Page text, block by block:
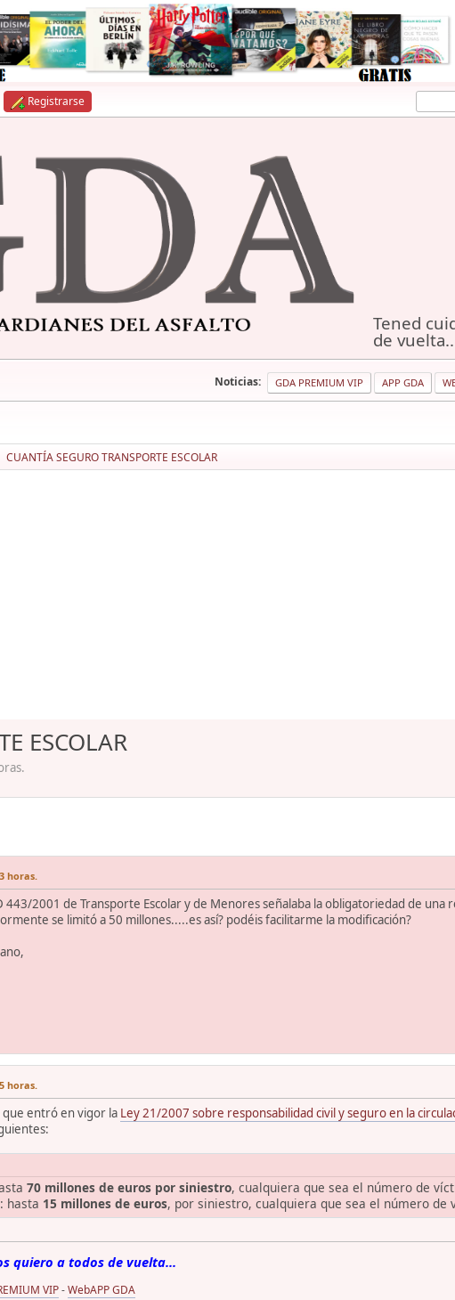
Registrarse
Tened
de
Noticias: GDA PREMIUM VIP APP GDA
CUANTÍA SEGURO TRANSPORTE ESCOLAR
ESCOLAR
horas.
443/2001 de Transporte Escolar y de Menores señalaba la obligatoriedad de una
se limitó a 50 millones.....es así? podéis facilitarme la modificación?
horas.
entró en vigor la Ley 21/2007 sobre responsabilidad civil y seguro en la
70 millones de euros por siniestro, cualquiera que sea el número de
: hasta 15 millones de euros, por siniestro, cualquiera que sea el número de
quiero a todos de vuelta...
VIP-WebAPP GDA